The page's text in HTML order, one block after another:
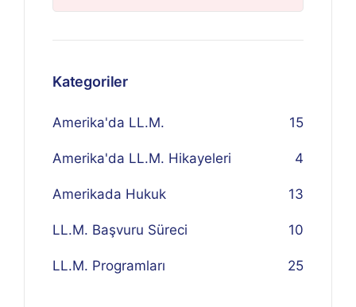
Kategoriler
Amerika'da LL.M. 15
Amerika'da LL.M. Hikayeleri 4
Amerikada Hukuk 13
LL.M. Başvuru Süreci 10
LL.M. Programları 25